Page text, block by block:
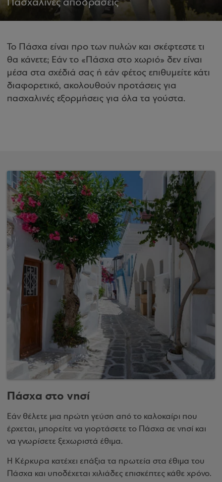
Πασχαλινές αποδράσεις
Το Πάσχα είναι προ των πυλών και σκέφτεστε τι
θα κάνετε; Εάν το «Πάσχα στο χωριό» δεν είναι
μέσα στα σχέδιά σας ή εάν φέτος επιθυμείτε κάτι
διαφορετικό, ακολουθούν προτάσεις για
πασχαλινές εξορμήσεις για όλα τα γούστα.
Πάσχα στο νησί
Εάν θέλετε μια πρώτη γεύση από το καλοκαίρι που
έρχεται, μπορείτε να γιορτάσετε το Πάσχα σε νησί και
να γνωρίσετε ξεχωριστά έθιμα.
Η Κέρκυρα κατέχει επάξια τα πρωτεία στα έθιμα του
Πάσχα και υποδέχεται χιλιάδες επισκέπτες κάθε χρόνο.